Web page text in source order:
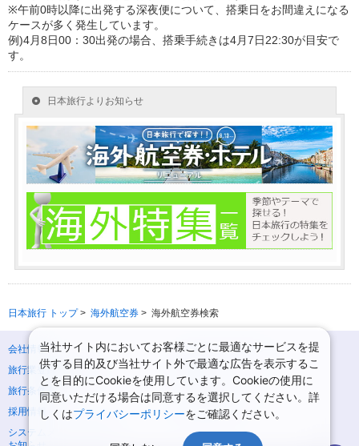
※午前0時以降に出発する深夜便について、搭乗日をお間違えになる
ケースが多く発生しています。
例)4月8日00：30出発の場合、搭乗手続きは4月7日22:30が目安で
す。
日本旅行 トップ> 海外航空券 > 海外航空券検索
会社情報
プライバシーポリシー
旅行業登録票・約款
規約集
旅行条件書
ニュースリリース
採用情報
サイトマップ
システムメンテナンスの
当社サイト内においてお客様ごとに最適なサービスを提
供する目的及び当社サイト外で最適な広告を表示するこ
とを目的にCookieを使用しています。Cookieの使用に
同意いただける場合は同意するを選択してください。詳
しくはプライバシーポリシーをご確認ください。